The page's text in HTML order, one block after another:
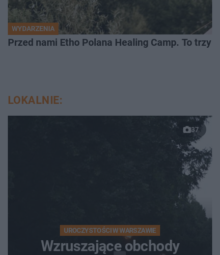
WYDARZENIA
Przed nami Etho Polana Healing Camp. To trzy
LOKALNIE:
37
UROCZYSTOŚCI W WARSZAWIE
Wzruszające obchody